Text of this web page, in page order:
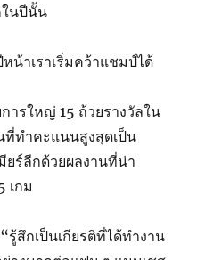
ในปีนั้น
น้าเราเริ่มคว้าแชมป์ได้
ารใหญ่ 15 ถ้วยรางวัลใน
ที่ทำคะแนนสูงสุดเป็น
ยร์ลีกด้วยผลงานที่น่า
เกม
สึกเป็นเกียรติที่ได้ทำงาน